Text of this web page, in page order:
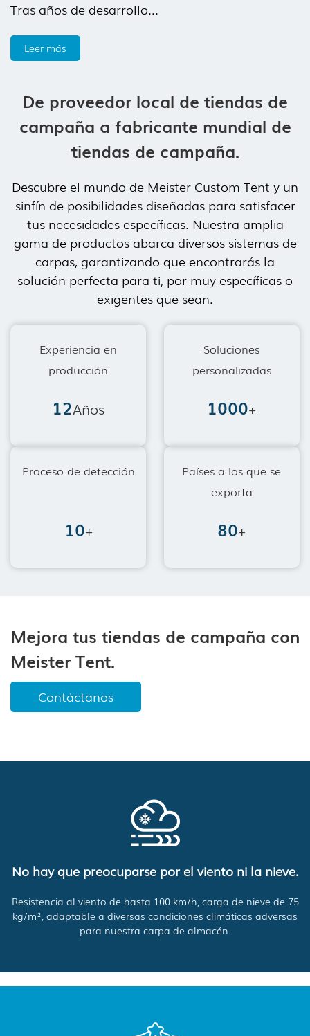
Tras años de desarrollo...
Leer más
De proveedor local de tiendas de
campaña a fabricante mundial de
tiendas de campaña.
Descubre el mundo de Meister Custom Tent y un
sinfín de posibilidades diseñadas para satisfacer
tus necesidades específicas. Nuestra amplia
gama de productos abarca diversos sistemas de
carpas, garantizando que encontrarás la
solución perfecta para ti, por muy específicas o
exigentes que sean.
Experiencia en
producción
12Años
Soluciones
personalizadas
1000+
Proceso de detección
10+
Países a los que se
exporta
80+
Mejora tus tiendas de campaña con
Meister Tent.
Contáctanos
No hay que preocuparse por el viento ni la nieve.
Resistencia al viento de hasta 100 km/h, carga de nieve de 75
kg/m², adaptable a diversas condiciones climáticas adversas
para nuestra carpa de almacén.